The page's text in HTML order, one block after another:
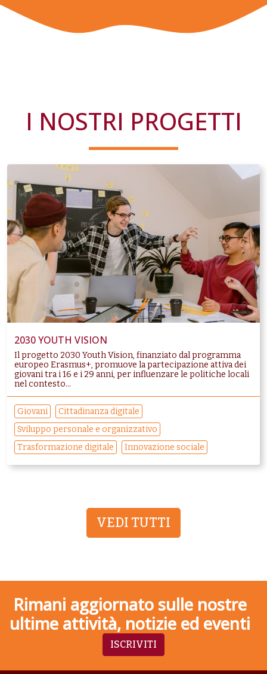
I NOSTRI PROGETTI
2030 YOUTH VISION
Il progetto 2030 Youth Vision, finanziato dal programma
europeo Erasmus+, promuove la partecipazione attiva dei
giovani tra i 16 e i 29 anni, per influenzare le politiche locali
nel contesto...
Giovani
Cittadinanza digitale
Sviluppo personale e organizzativo
Trasformazione digitale
Innovazione sociale
VEDI TUTTI
Rimani aggiornato sulle nostre
ultime attività, notizie ed eventi
ISCRIVITI